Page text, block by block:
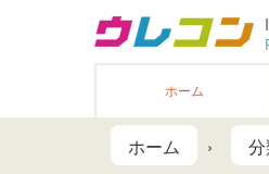
ホーム
ホーム